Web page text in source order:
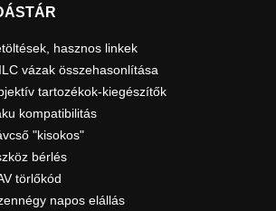
hasznos linkek
vázak összehasonlítása
tartozékok-kiegészítők
kompatibilitás
"kisokos"
bérlés
törlőkód
napos elállás